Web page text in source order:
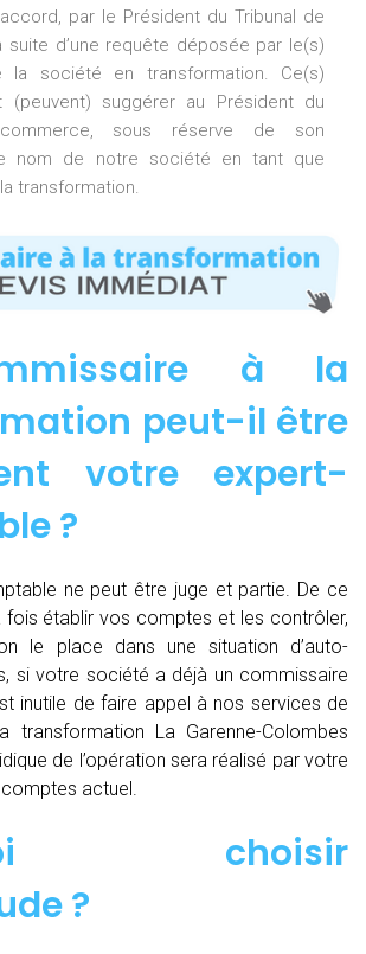
par le Président du Tribunal de
d’une requête déposée par le(s)
la société en transformation. Ce(s)
(peuvent) suggérer au Président du
sous réserve de son
nom de notre société en tant que
transformation.
à la
peut-il être
votre expert-
?
ne peut être juge et partie. De ce
fois établir vos comptes et les contrôler,
le place dans une situation d’auto-
si votre société a déjà un commissaire
inutile de faire appel à nos services de
transformation La Garenne-Colombes
de l’opération sera réalisé par votre
actuel.
choisir
?